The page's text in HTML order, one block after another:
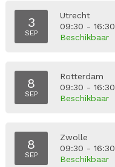
3
SEP
Utrecht
09:30 - 16:30
Beschikbaar
8
SEP
Rotterdam
09:30 - 16:30
Beschikbaar
8
SEP
Zwolle
09:30 - 16:30
Beschikbaar